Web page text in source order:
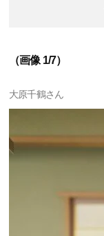
（画像 1/7）
大原千鶴さん